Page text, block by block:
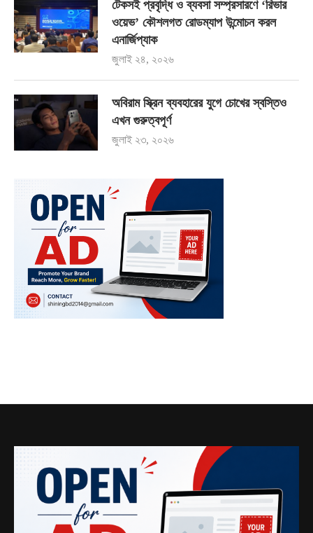
টেকসই প্রবৃদ্ধি ও ব্যবসা সম্প্রসারণে ‘রিভার
ওয়েভ’ কৌশলগত রোডম্যাপ উন্মোচন করল
এনার্জিপ্যাক
জুলাই ২৪, ২০২৬
অবিরাম স্ক্রিন ব্যবহারের যুগে চোখের স্বস্তিও
এখন গুরুত্বপূর্ণ
জুলাই ২৩, ২০২৬